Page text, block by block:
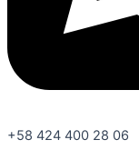
+58 424 400 28 06